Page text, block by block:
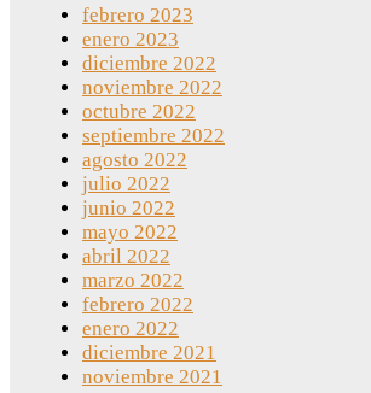
febrero 2023
enero 2023
diciembre 2022
noviembre 2022
octubre 2022
septiembre 2022
agosto 2022
julio 2022
junio 2022
mayo 2022
abril 2022
marzo 2022
febrero 2022
enero 2022
diciembre 2021
noviembre 2021